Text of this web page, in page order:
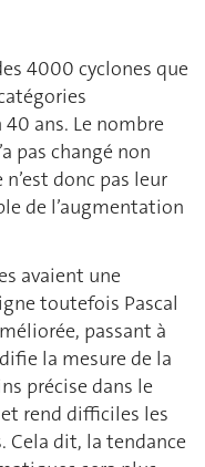
4000 cyclones que
ans. Le nombre
pas changé non
donc pas leur
de l’augmentation
avaient une
toutefois Pascal
passant à
la mesure de la
précise dans le
rend difficiles les
Cela dit, la tendance